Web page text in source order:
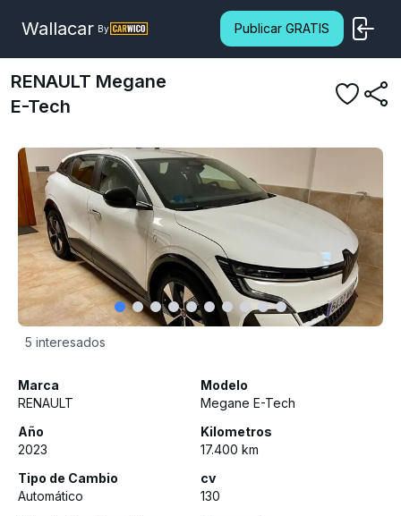
Wallacar By Publicar GRATIS
RENAULT Megane
E-Tech
5 interesados
Marca
RENAULT
Modelo
Megane E-Tech
Año
2023
Kilometros
17.400 km
Tipo de Cambio
Automático
cv
130